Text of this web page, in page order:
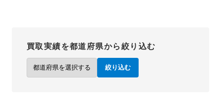
買取実績を都道府県から絞り込む
絞り込む